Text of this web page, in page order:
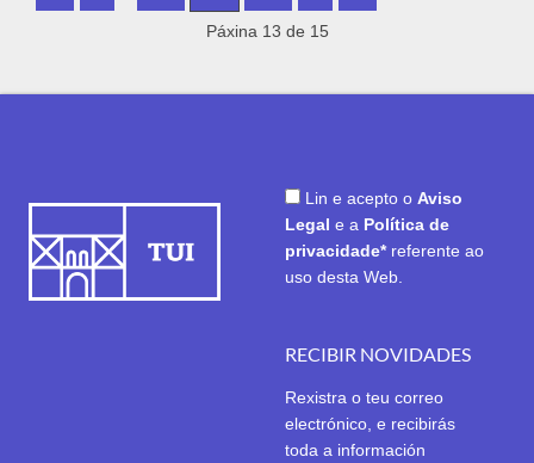
Páxina 13 de 15
Lin e acepto o Aviso
Legal e a Política de
privacidade* referente ao
uso desta Web.
RECIBIR NOVIDADES
Rexistra o teu correo
electrónico, e recibirás
toda a información